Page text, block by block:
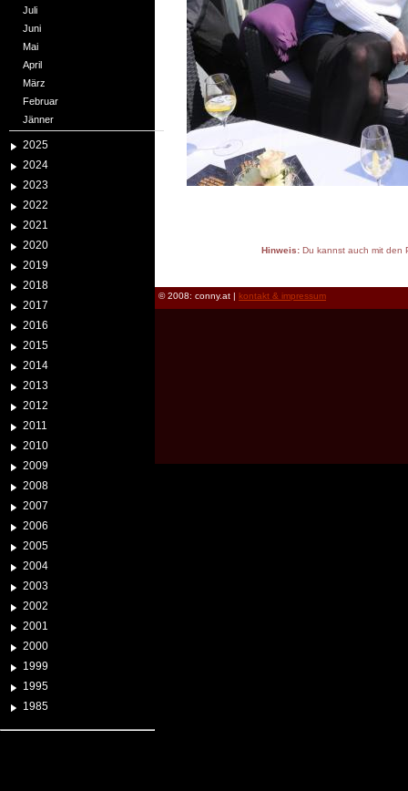
Juli
Juni
Mai
April
März
Februar
Jänner
2025
2024
2023
2022
2021
2020
2019
2018
2017
2016
2015
2014
2013
2012
2011
2010
2009
2008
2007
2006
2005
2004
2003
2002
2001
2000
1999
1995
1985
Hinweis:Du kannst auch mit den
© 2008: conny.at | kontakt & impressum